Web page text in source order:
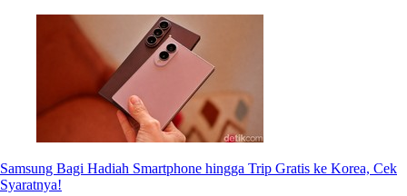
Samsung Bagi Hadiah Smartphone hingga Trip Gratis ke Korea, Cek
Syaratnya!